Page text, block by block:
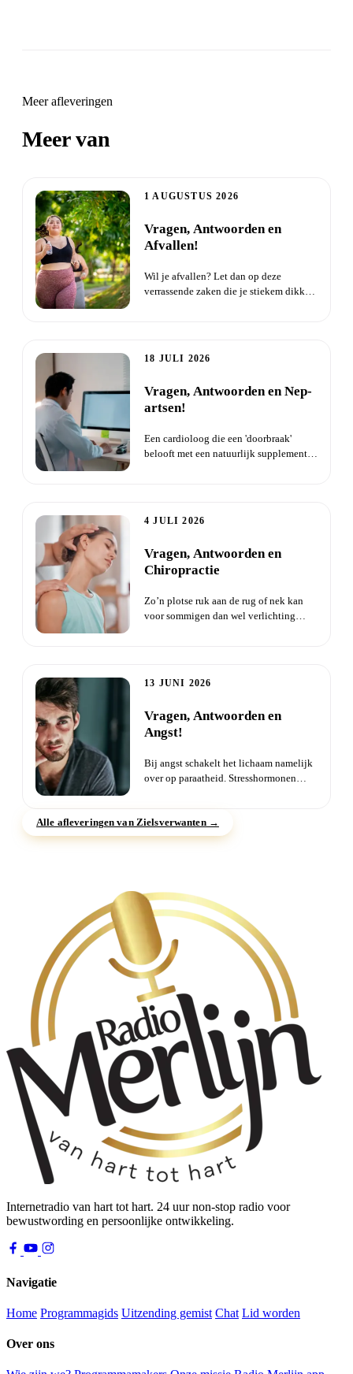
Meer afleveringen
Meer van
1 AUGUSTUS 2026
Vragen, Antwoorden en
Afvallen!
Wil je afvallen? Let dan op deze
verrassende zaken die je stiekem dikker
18 JULI 2026
Vragen, Antwoorden en Nep-
artsen!
Een cardioloog die een 'doorbraak'
belooft met een natuurlijk supplement
4 JULI 2026
Vragen, Antwoorden en
Chiropractie
Zo’n plotse ruk aan de rug of nek kan
voor sommigen dan wel verlichting
13 JUNI 2026
Vragen, Antwoorden en
Angst!
Bij angst schakelt het lichaam namelijk
over op paraatheid. Stresshormonen
Alle afleveringen van Zielsverwanten →
Internetradio van hart tot hart. 24 uur non-stop radio voor
bewustwording en persoonlijke ontwikkeling.
Navigatie
Home Programmagids Uitzending gemist Chat Lid worden
Over ons